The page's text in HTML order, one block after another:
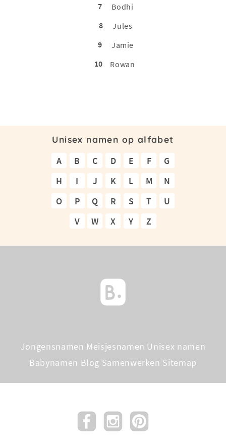
7
Bodhi
8
Jules
9
Jamie
10
Rowan
Unisex namen op alfabet
A B C D E F
G
H
I J K L M
N
O
P Q R S T
U
V
W X Y Z
Jongensnamen Meisjesnamen Unisex namen
Babynamen Blog Samenwerken Sitemap